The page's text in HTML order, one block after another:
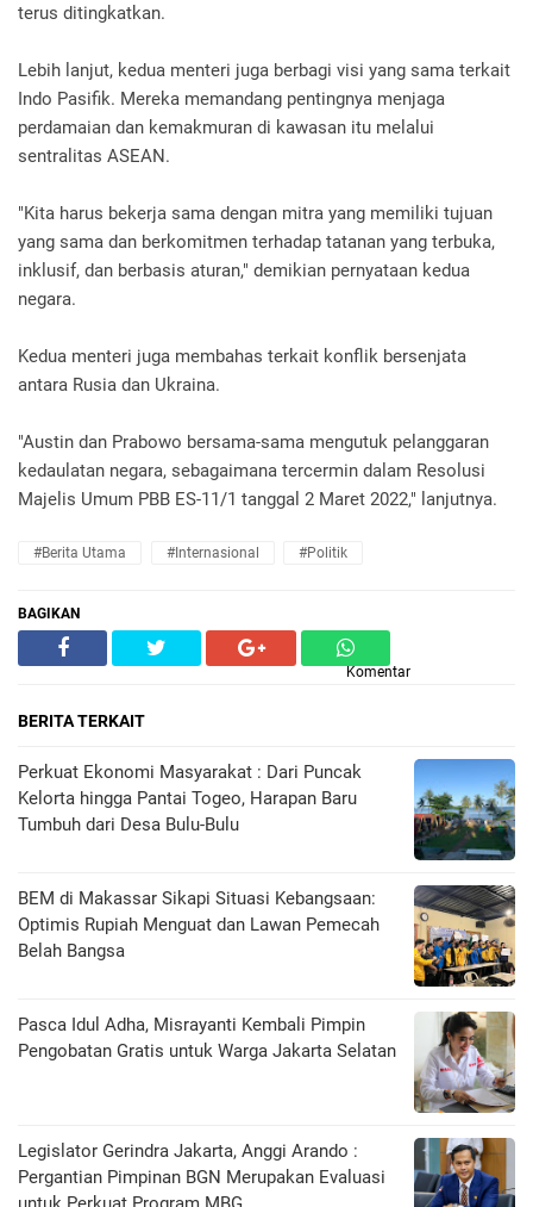
terus ditingkatkan.
Lebih lanjut, kedua menteri juga berbagi visi yang sama terkait
Indo Pasifik. Mereka memandang pentingnya menjaga
perdamaian dan kemakmuran di kawasan itu melalui
sentralitas ASEAN.
"Kita harus bekerja sama dengan mitra yang memiliki tujuan
yang sama dan berkomitmen terhadap tatanan yang terbuka,
inklusif, dan berbasis aturan," demikian pernyataan kedua
negara.
Kedua menteri juga membahas terkait konflik bersenjata
antara Rusia dan Ukraina.
"Austin dan Prabowo bersama-sama mengutuk pelanggaran
kedaulatan negara, sebagaimana tercermin dalam Resolusi
Majelis Umum PBB ES-11/1 tanggal 2 Maret 2022," lanjutnya.
#Berita Utama #Internasional #Politik
BAGIKAN
Komentar
BERITA TERKAIT
Perkuat Ekonomi Masyarakat : Dari Puncak
Kelorta hingga Pantai Togeo, Harapan Baru
Tumbuh dari Desa Bulu-Bulu
BEM di Makassar Sikapi Situasi Kebangsaan:
Optimis Rupiah Menguat dan Lawan Pemecah
Belah Bangsa
Pasca Idul Adha, Misrayanti Kembali Pimpin
Pengobatan Gratis untuk Warga Jakarta Selatan
Legislator Gerindra Jakarta, Anggi Arando :
Pergantian Pimpinan BGN Merupakan Evaluasi